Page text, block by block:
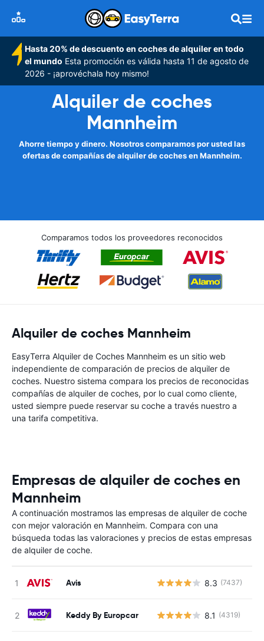
Hasta 20% de descuento en coches de alquiler en todo
el mundo Esta promoción es válida hasta 11 de agosto de
2026 - ¡aprovéchala hoy mismo!
Alquiler de coches
Mannheim
Ahorre tiempo y dinero. Nosotros comparamos por usted las
ofertas de compañías de alquiler de coches en Mannheim.
Comparamos todos los proveedores reconocidos
Alquiler de coches Mannheim
EasyTerra Alquiler de Coches Mannheim es un sitio web
independiente de comparación de precios de alquiler de
coches. Nuestro sistema compara los precios de reconocidas
compañías de alquiler de coches, por lo cual como cliente,
usted siempre puede reservar su coche a través nuestro a
una tarifa competitiva.
Empresas de alquiler de coches en
Mannheim
A continuación mostramos las empresas de alquiler de coche
con mejor valoración en Mannheim. Compara con una
búsqueda todas las valoraciones y precios de estas empresas
de alquiler de coche.
Avis 8.3 (7437)
Keddy By Europcar 8.1 (4319)